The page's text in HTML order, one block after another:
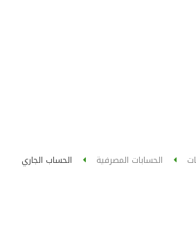
الحسابات المصرفية الحساب الجاري